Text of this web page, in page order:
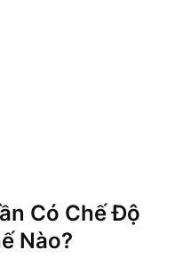
Có Chế Độ
Nào?